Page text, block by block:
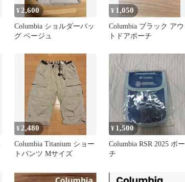
¥ 2,600
Columbia ショルダーバッ
グ ベージュ
¥ 1,050
Columbia ブラック アウ
トドアポーチ
¥2,480
Columbia Titanium ショー
トパンツ Mサイズ
¥ 1,500
Columbia RSR 2025 ポー
チ